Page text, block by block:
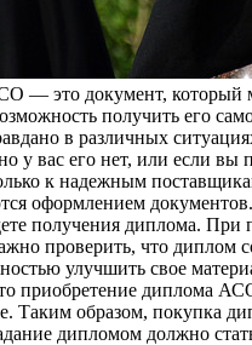
— это документ,
получить его
в различных
у вас его нет, или если
к надежным
оформлением
получения диплома.
проверить, что диплом
улучшить свое
приобретение диплома
Таким образом,
дипломом должно